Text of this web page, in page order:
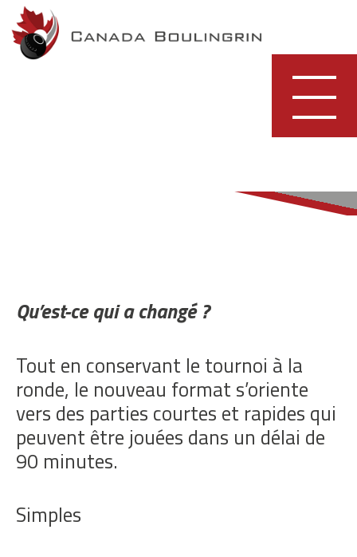
Skip
to
content
FORMAT
Qu’est-ce qui a changé ?
Tout en conservant le tournoi à la
ronde, le nouveau format s’oriente
vers des parties courtes et rapides qui
peuvent être jouées dans un délai de
90 minutes.
Simples